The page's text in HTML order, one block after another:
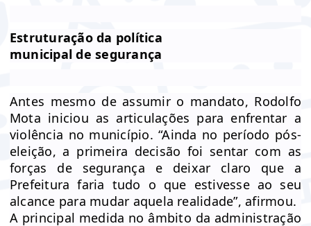
Estruturação da política
municipal de segurança
Antes mesmo de assumir o mandato, Rodolfo
Mota iniciou as articulações para enfrentar a
violência no município. “Ainda no período pós-
eleição, a primeira decisão foi sentar com as
forças de segurança e deixar claro que a
Prefeitura faria tudo o que estivesse ao seu
alcance para mudar aquela realidade”, afirmou.
A principal medida no âmbito da administração